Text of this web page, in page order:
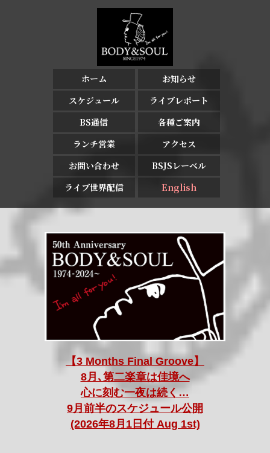
ホーム
お知らせ
スケジュール
ライブレポート
BS通信
各種ご案内
ランチ営業
アクセス
お問い合わせ
BSJSレーベル
ライブ世界配信
English
【3 Months Final Groove】
8月､第二楽章は佳境へ
心に刻む一夜は続く…
9月前半のスケジュール公開
(2026年8月1日付 Aug 1st)